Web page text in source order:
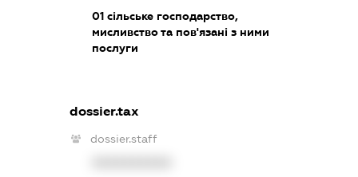
01 сільське господарство,
мисливство та пов'язані з ними
послуги
dossier.tax
dossier.staff